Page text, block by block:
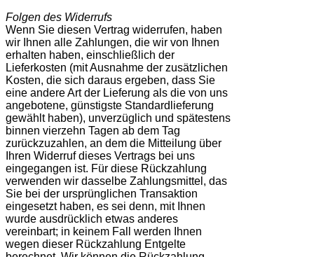
Folgen des Widerrufs
Wenn Sie diesen Vertrag widerrufen, haben
wir Ihnen alle Zahlungen, die wir von Ihnen
erhalten haben, einschließlich der
Lieferkosten (mit Ausnahme der zusätzlichen
Kosten, die sich daraus ergeben, dass Sie
eine andere Art der Lieferung als die von uns
angebotene, günstigste Standardlieferung
gewählt haben), unverzüglich und spätestens
binnen vierzehn Tagen ab dem Tag
zurückzuzahlen, an dem die Mitteilung über
Ihren Widerruf dieses Vertrags bei uns
eingegangen ist. Für diese Rückzahlung
verwenden wir dasselbe Zahlungsmittel, das
Sie bei der ursprünglichen Transaktion
eingesetzt haben, es sei denn, mit Ihnen
wurde ausdrücklich etwas anderes
vereinbart; in keinem Fall werden Ihnen
wegen dieser Rückzahlung Entgelte